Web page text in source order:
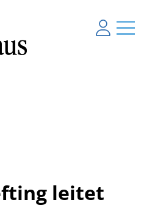
leitet